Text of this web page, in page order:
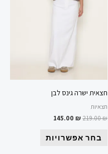
חצאית ישרה גינס לבן
חצאיות
219.00₪
145.00 ₪
בחר אפשרויות